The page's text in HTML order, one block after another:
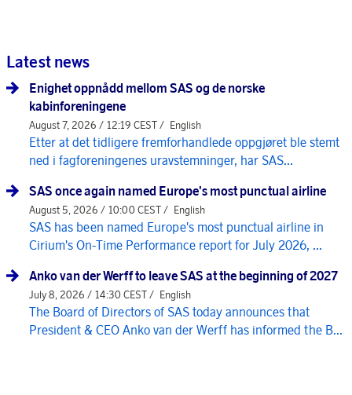
Latest news
Enighet oppnådd mellom SAS og de norske
kabinforeningene
August 7, 2026 / 12:19 CEST / English
Etter at det tidligere fremforhandlede oppgjøret ble stemt
ned i fagforeningenes uravstemninger, har SAS...
SAS once again named Europe's most punctual airline
August 5, 2026 / 10:00 CEST / English
SAS has been named Europe's most punctual airline in
Cirium's On-Time Performance report for July 2026, ...
Anko van der Werff to leave SAS at the beginning of 2027
July 8, 2026 / 14:30 CEST / English
The Board of Directors of SAS today announces that
President & CEO Anko van der Werff has informed the B...